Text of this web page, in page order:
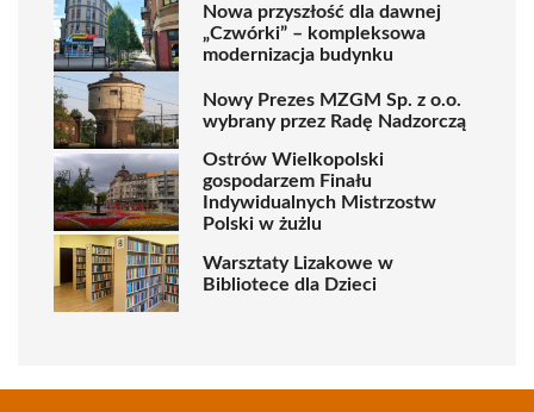
Nowa przyszłość dla dawnej
„Czwórki” – kompleksowa
modernizacja budynku
Nowy Prezes MZGM Sp. z o.o.
wybrany przez Radę Nadzorczą
Ostrów Wielkopolski
gospodarzem Finału
Indywidualnych Mistrzostw
Polski w żużlu
Warsztaty Lizakowe w
Bibliotece dla Dzieci